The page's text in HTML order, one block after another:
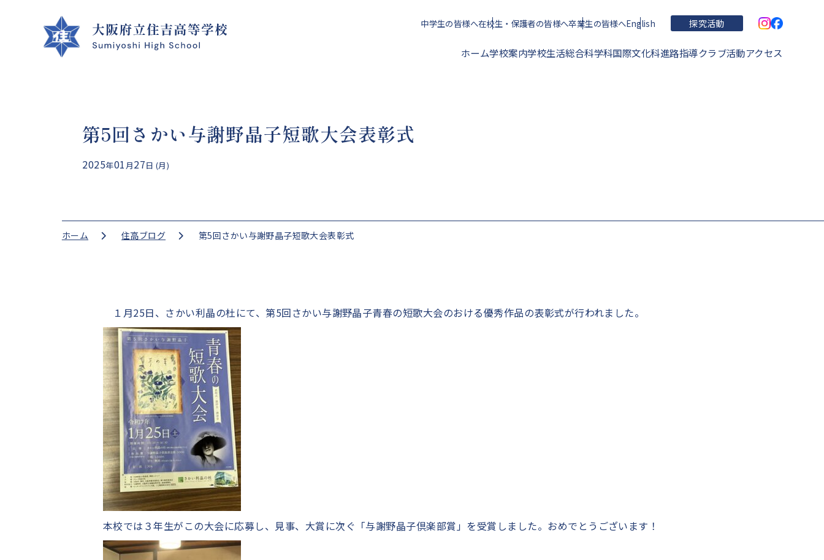
中学生の皆様へ在校生・保護者の皆様へ卒業生の皆様へEnglish 探究活動
ホーム学校案内
学校案内
学校生活
学校生活 年間スケジュール
総合科学科国際文化科進路指導
進路指導
クラブ活動
クラブ活動 クラブ活動一覧
アクセス
第5回さかい与謝野晶子短歌大会表彰式
2025年01 月27日 (月)
ホーム 住高ブログ 第5回さかい与謝野晶子短歌大会表彰式
１月25日、さかい利晶の杜にて、第5回さかい与謝野晶子青春の短歌大会のおける優秀作品の表彰式が行われました。
本校では３年生がこの大会に応募し、見事、大賞に次ぐ「与謝野晶子倶楽部賞」を受賞しました。おめでとうございます！